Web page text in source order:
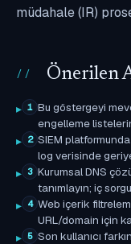
müdahale (IR)
Önerilen
1 Bu göstergeyi
engelleme
2 SIEM
log verisinde
3 Kurumsal DNS
tanımlayın; iç
4 Web içerik
URL/domain için
5 Son kullanıcı